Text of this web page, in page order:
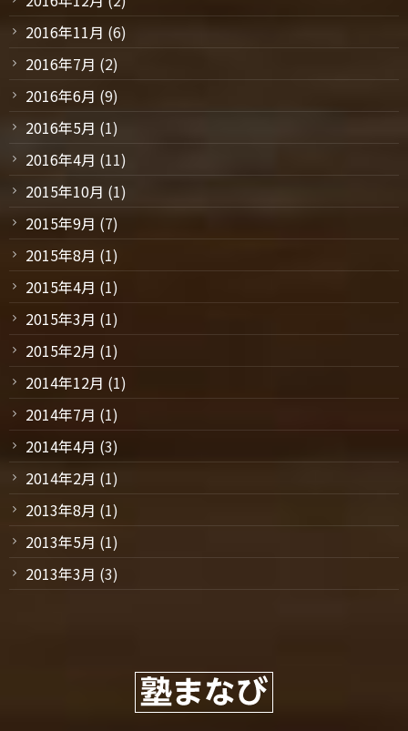
2016年11月 (6)
2016年7月 (2)
2016年6月 (9)
2016年5月 (1)
2016年4月 (11)
2015年10月 (1)
2015年9月 (7)
2015年8月 (1)
2015年4月 (1)
2015年3月 (1)
2015年2月 (1)
2014年12月 (1)
2014年7月 (1)
2014年4月 (3)
2014年2月 (1)
2013年8月 (1)
2013年5月 (1)
2013年3月 (3)